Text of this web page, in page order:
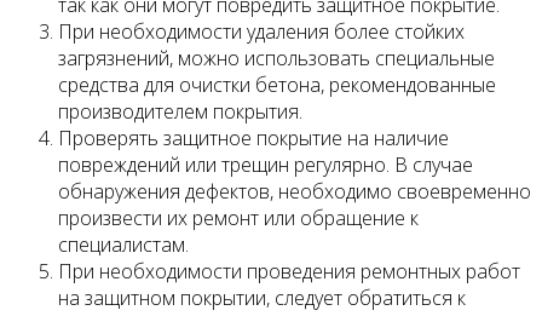
При необходимости удаления более стойких
загрязнений, можно использовать специальные
средства для очистки бетона, рекомендованные
производителем покрытия.
Проверять защитное покрытие на наличие
повреждений или трещин регулярно. В случае
обнаружения дефектов, необходимо своевременно
произвести их ремонт или обращение к
специалистам.
При необходимости проведения ремонтных работ
на защитном покрытии, следует обратиться к